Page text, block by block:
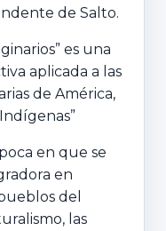
de Salto.
es una
aplicada a las
de América,
en que se
en
del
las